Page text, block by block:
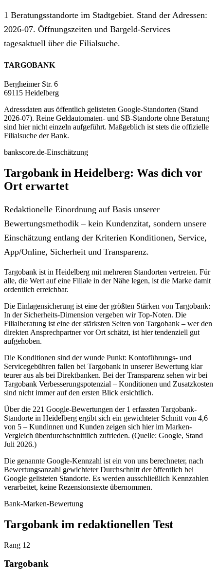
1 Beratungsstandorte im Stadtgebiet. Stand der Adressen:
2026-07. Öffnungszeiten und Bargeld-Services
tagesaktuell über die Filialsuche.
TARGOBANK
Bergheimer Str. 6
69115 Heidelberg
Adressdaten aus öffentlich gelisteten Google-Standorten (Stand
2026-07). Reine Geldautomaten- und SB-Standorte ohne Beratung
sind hier nicht einzeln aufgeführt. Maßgeblich ist stets die offizielle
Filialsuche der Bank.
bankscore.de-Einschätzung
Targobank in Heidelberg: Was dich vor
Ort erwartet
Redaktionelle Einordnung auf Basis unserer
Bewertungsmethodik – kein Kundenzitat, sondern unsere
Einschätzung entlang der Kriterien Konditionen, Service,
App/Online, Sicherheit und Transparenz.
Targobank ist in Heidelberg mit mehreren Standorten vertreten. Für
alle, die Wert auf eine Filiale in der Nähe legen, ist die Marke damit
ordentlich erreichbar.
Die Einlagensicherung ist eine der größten Stärken von Targobank:
In der Sicherheits-Dimension vergeben wir Top-Noten. Die
Filialberatung ist eine der stärksten Seiten von Targobank – wer den
direkten Ansprechpartner vor Ort schätzt, ist hier tendenziell gut
aufgehoben.
Die Konditionen sind der wunde Punkt: Kontoführungs- und
Servicegebühren fallen bei Targobank in unserer Bewertung klar
teurer aus als bei Direktbanken. Bei der Transparenz sehen wir bei
Targobank Verbesserungspotenzial – Konditionen und Zusatzkosten
sind nicht immer auf den ersten Blick ersichtlich.
Über die 221 Google-Bewertungen der 1 erfassten Targobank-
Standorte in Heidelberg ergibt sich ein gewichteter Schnitt von 4,6
von 5 – Kundinnen und Kunden zeigen sich hier im Marken-
Vergleich überdurchschnittlich zufrieden. (Quelle: Google, Stand
Juli 2026.)
Die genannte Google-Kennzahl ist ein von uns berechneter, nach
Bewertungsanzahl gewichteter Durchschnitt der öffentlich bei
Google gelisteten Standorte. Es werden ausschließlich Kennzahlen
verarbeitet, keine Rezensionstexte übernommen.
Bank-Marken-Bewertung
Targobank im redaktionellen Test
Rang 12
Targobank